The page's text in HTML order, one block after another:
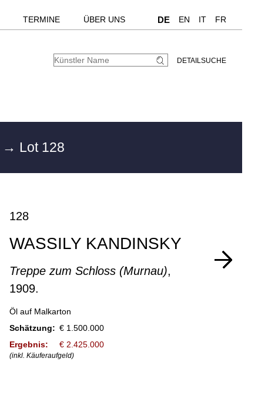
TERMINE ÜBER UNS DE EN IT FR
DETAILSUCHE
→ Lot 128
128
WASSILY KANDINSKY
Treppe zum Schloss (Murnau),
1909.
Öl auf Malkarton
Schätzung: € 1.500.000
Ergebnis:
€ 2.425.000
(inkl. Käuferaufgeld)